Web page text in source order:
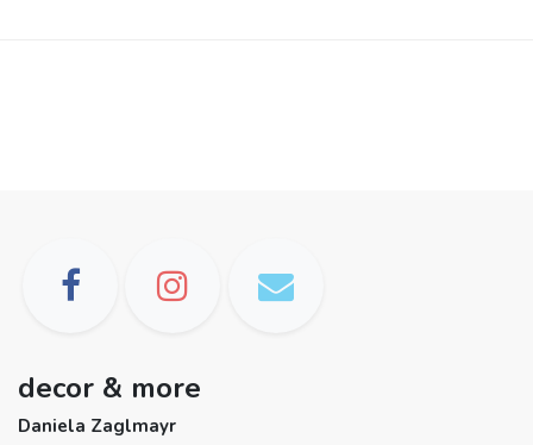
decor & more
Daniela Zaglmayr